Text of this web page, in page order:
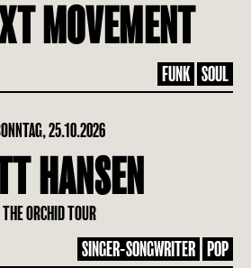
MOVEMENT
FUNK SOUL
25.10.2026
HANSEN
THE ORCHID TOUR
SINGER-SONGWRITER POP